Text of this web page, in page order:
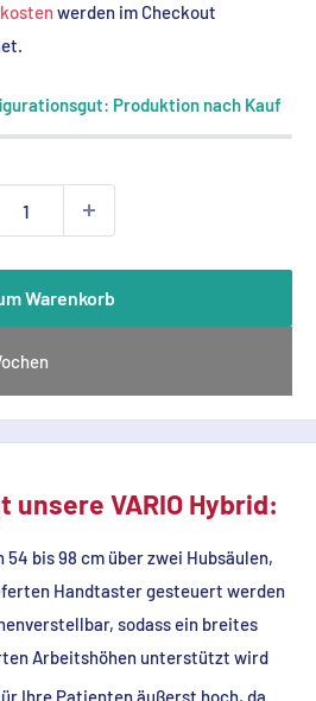
werden im Checkout
Produktion nach Kauf
Warenkorb
unsere VARIO Hybrid:
bis 98 cm über zwei Hubsäulen,
Handtaster gesteuert werden
sodass ein breites
Arbeitshöhen unterstützt wird
Ihre Patienten äußerst hoch, da